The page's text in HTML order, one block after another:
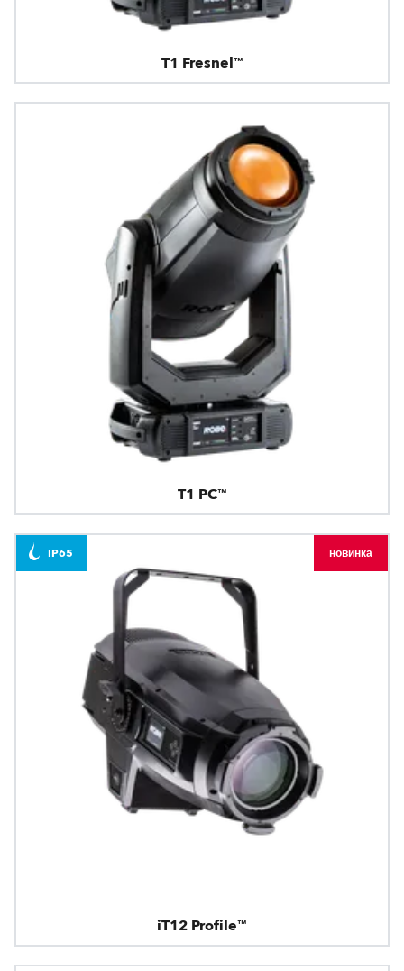
T1 Fresnel™
T1 PC™
iT12 Profile™
IP65 новинка